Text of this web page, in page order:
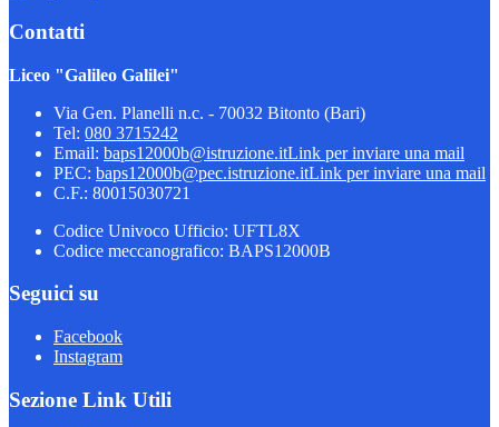
Contatti
Liceo "Galileo Galilei"
Via Gen. Planelli n.c. - 70032 Bitonto (Bari)
Tel: 080 3715242
Email: baps12000b@istruzione.itLink per inviare una mail
PEC: baps12000b@pec.istruzione.itLink per inviare una mail
C.F.: 80015030721
Codice Univoco Ufficio: UFTL8X
Codice meccanografico: BAPS12000B
Seguici su
Facebook
Instagram
Sezione Link Utili